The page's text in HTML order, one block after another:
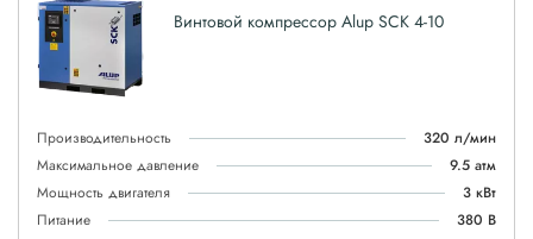
Винтовой компрессор Alup SCK 4-10
Производительность
320 л/мин
Максимальное давление
9.5 атм
Мощность двигателя
3 кВт
Питание
380 В